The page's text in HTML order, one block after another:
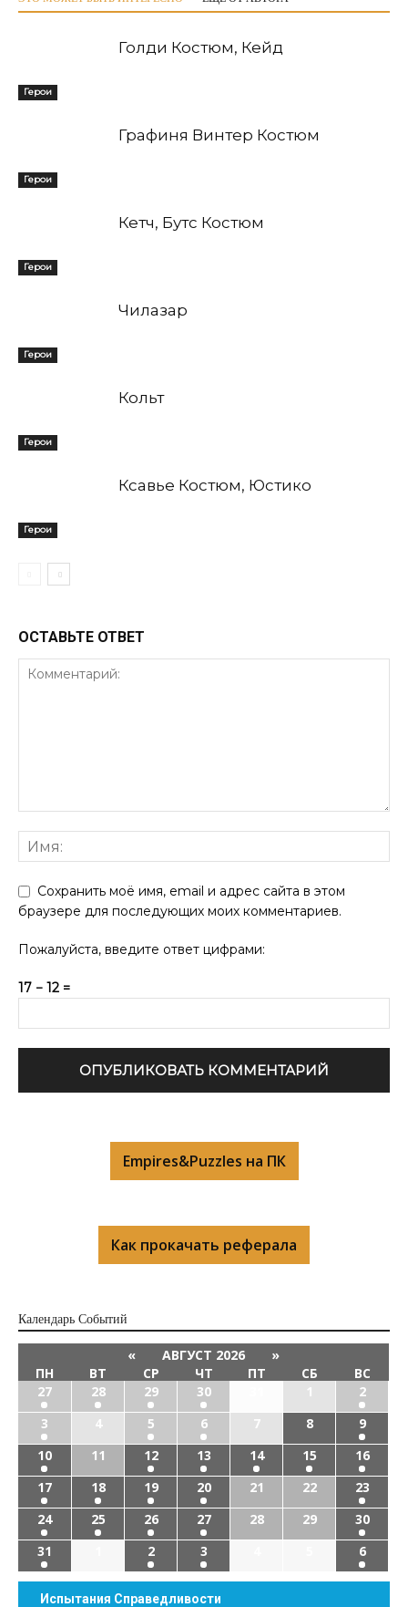
Герои
Голди Костюм, Кейд
Герои
Графиня Винтер Костюм
Герои
Кетч, Бутс Костюм
Герои
Чилазар
Герои
Кольт
Герои
Ксавье Костюм, Юстико
ОСТАВЬТЕ ОТВЕТ
Сохранить моё имя, email и адрес сайта в этом
браузере для последующих моих комментариев.
Пожалуйста, введите ответ цифрами:
17 − 12 =
Empires&Puzzles на ПК
Как прокачать реферала
Календарь Cобытий
« АВГУСТ 2026
»
ПН
ВТ СР ЧТ ПТ СБ
ВС
27
28 29 30 1
2
3
4 5 6 7 8
9
10
11 12 13 14 15
16
17
18 19 20 21 22
23
24
25 26 27 28 29
30
31
2 3 6
Испытания Справедливости